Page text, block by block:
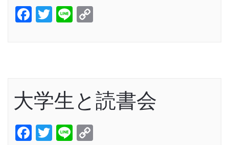
Facebook
Twitter
Line
大学生と読書会
Facebook
Twitter
Line